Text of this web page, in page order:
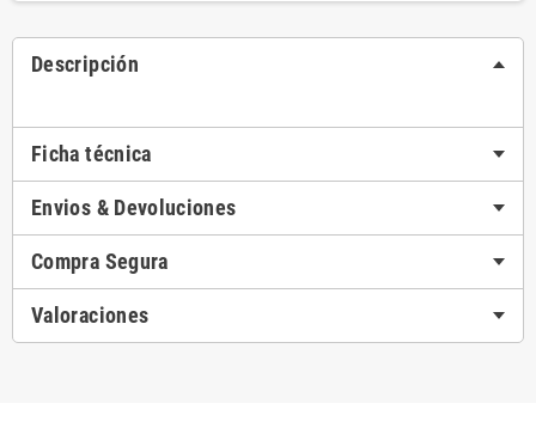
Descripción
Ficha técnica
Envios & Devoluciones
Compra Segura
Valoraciones